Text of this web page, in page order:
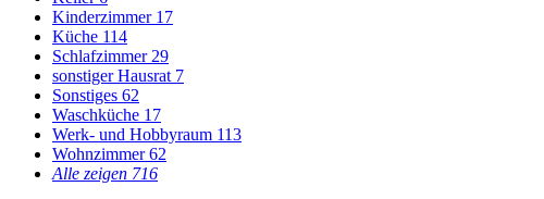
Kinderzimmer 17
Küche 114
Schlafzimmer 29
sonstiger Hausrat 7
Sonstiges 62
Waschküche 17
Werk- und Hobbyraum 113
Wohnzimmer62
Alle zeigen 716